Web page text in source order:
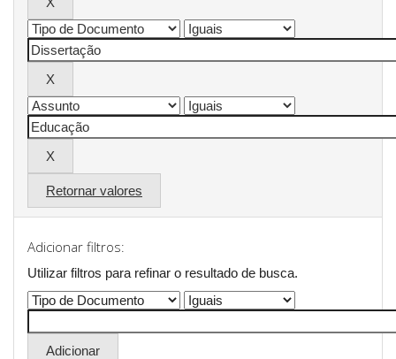
Retornar valores
Adicionar filtros:
Utilizar filtros para refinar o resultado de busca.